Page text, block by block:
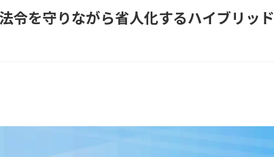
令を守りながら省人化するハイブリッド